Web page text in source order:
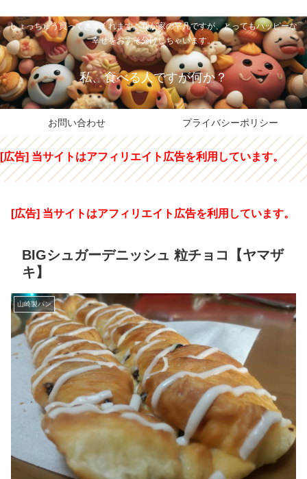
しょっちゅう買ってきてくれます。我が家の平凡ですが、とってもハッピーな
幸せをおすそ分けしちゃいます。
私、食べる人ですが何か？
お問い合わせ プライバシーポリシー
[広告] 当サイトはアフィリエイト広告を利用しています。
[広告] 当サイトはアフィリエイト広告を利用しています。
BIGシュガーデニッシュ 粒チョコ【ヤマザ
キ】
山崎製パン